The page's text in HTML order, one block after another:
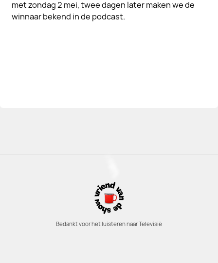
met zondag 2 mei, twee dagen later maken we de
winnaar bekend in de podcast.
Bedankt voor het luisteren naar Televisië